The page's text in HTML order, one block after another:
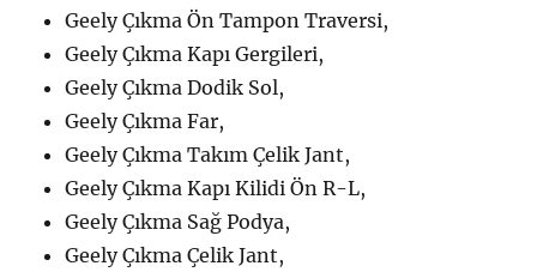
Geely Çıkma Ön Tampon Traversi,
Geely Çıkma Kapı Gergileri,
Geely Çıkma Dodik Sol,
Geely Çıkma Far,
Geely Çıkma Takım Çelik Jant,
Geely Çıkma Kapı Kilidi Ön R-L,
Geely Çıkma Sağ Podya,
Geely Çıkma Çelik Jant,